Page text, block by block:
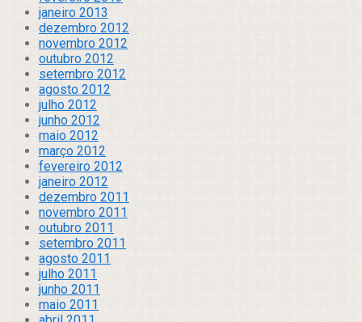
janeiro 2013
dezembro 2012
novembro 2012
outubro 2012
setembro 2012
agosto 2012
julho 2012
junho 2012
maio 2012
março 2012
fevereiro 2012
janeiro 2012
dezembro 2011
novembro 2011
outubro 2011
setembro 2011
agosto 2011
julho 2011
junho 2011
maio 2011